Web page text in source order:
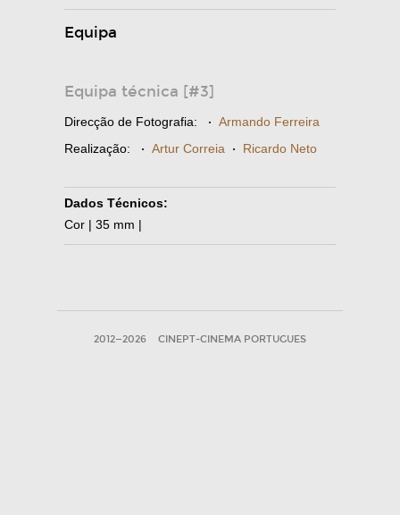
Equipa
Equipa técnica [#3]
Direcção de Fotografia: · Armando Ferreira
Realização: · Artur Correia · Ricardo Neto
Dados Técnicos:
Cor | 35 mm |
2012—2026 CINEPT-CINEMA PORTUGUES